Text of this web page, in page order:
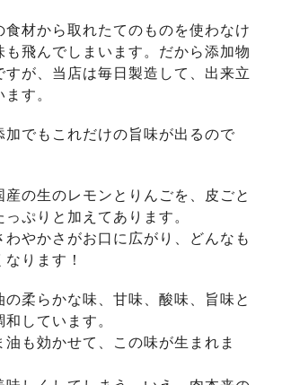
食材から取れたてのものを使わなけ
も飛んでしまいます。だから添加物
すが、当店は毎日製造して、出来立
す。
加でもこれだけの旨味が出るので
産の生のレモンとりんごを、皮ごと
ぷりと加えてあります。
わやかさがお口に広がり、どんなも
ります！
の柔らかな味、甘味、酸味、旨味と
しています。
油も効かせて、この味が生まれま